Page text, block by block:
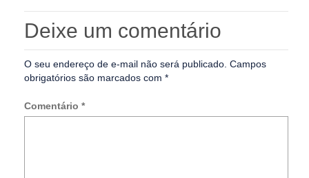
Deixe um comentário
O seu endereço de e-mail não será publicado. Campos
obrigatórios são marcados com *
Comentário *